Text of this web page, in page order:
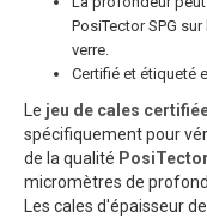
PosiTector SPG
verre.
Certifié et étiqueté
Le jeu de cales
spécifiquement pour
de la qualité PosiTector
micromètres de
Les cales d'épaisseur